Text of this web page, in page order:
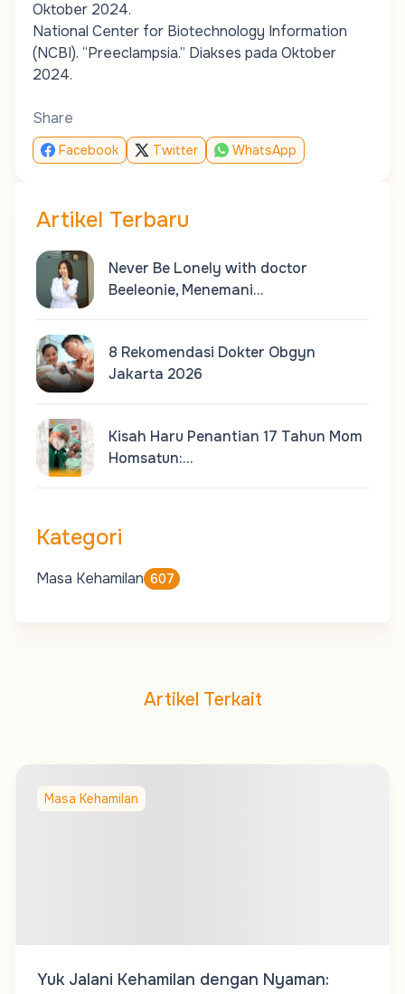
Oktober 2024.
National Center for Biotechnology Information
(NCBI). “Preeclampsia.” Diakses pada Oktober
2024.
Share
Facebook Twitter WhatsApp
Artikel Terbaru
Never Be Lonely with doctor
Beeleonie, Menemani…
8 Rekomendasi Dokter Obgyn
Jakarta 2026
Kisah Haru Penantian 17 Tahun Mom
Homsatun:…
Kategori
Masa Kehamilan 607
Artikel Terkait
Masa Kehamilan
Yuk Jalani Kehamilan dengan Nyaman: